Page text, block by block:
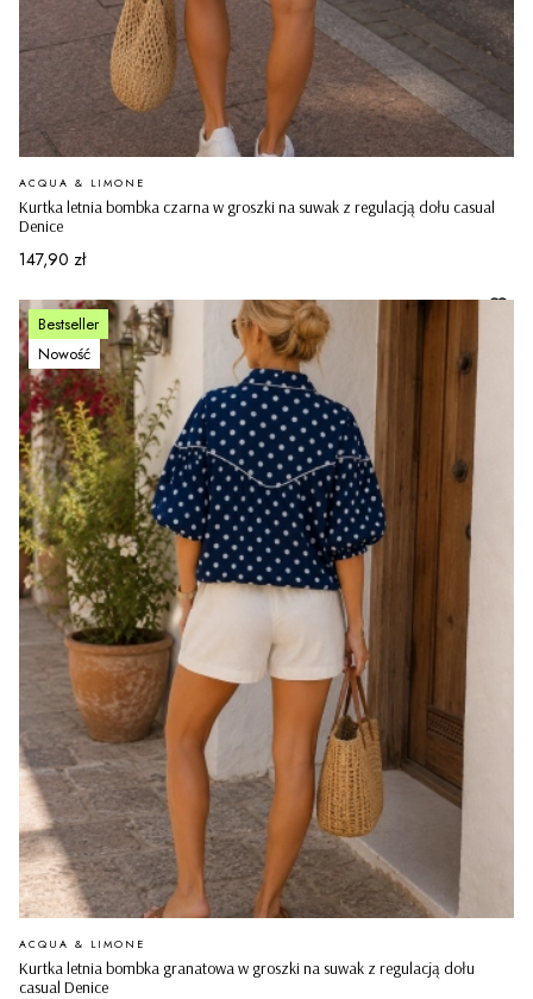
Kurtka letnia bombka czarna w groszki na suwak z regulacją dołu casual
Denice
PRODUCENT
ACQUA & LIMONE
Cena
147,90 zł
Bestseller
Nowość
Kurtka letnia bombka granatowa w groszki na suwak z regulacją dołu
casual Denice
PRODUCENT
ACQUA & LIMONE